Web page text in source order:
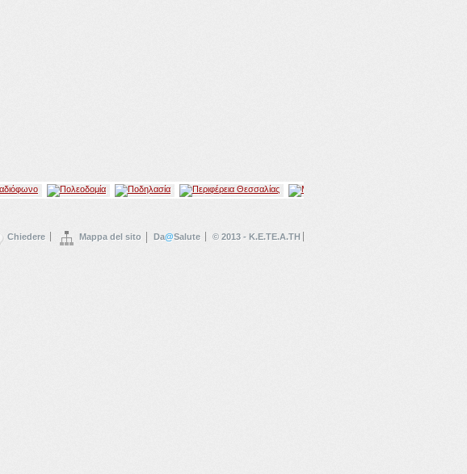
Chiedere Mappa del sito Da@Salute © 2013 - K.E.TE.A.TH